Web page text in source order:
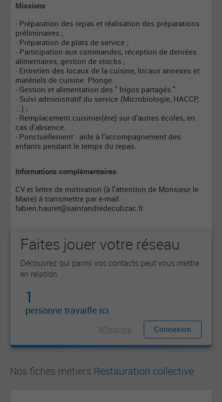
Missions
- Préparation des repas et réalisation des préparations
préliminaires ;
- Préparation de plats de service ;
- Participation aux commandes, réception de denrées
alimentaires, gestion de stocks ;
- Entretien des locaux de la cuisine, locaux annexes et
matériels de cuisine. Plonge.
- Gestion et alimentation des " frigos partagés "
- Suivi administratif du service (Microbiologie, HACCP,
...) ;
- Remplacement cuisinier(ère) sur d'autres écoles, en
cas d'absence.
- Ponctuellement : aide à l'accompagnement des
enfants pendant le temps du repas.
Informations complémentaires
CV et lettre de motivation (à l'attention de Monsieur le
Maire) à transmettre par e-mail :
fabien.hauret@saintandredecubzac.fr
Faites jouer votre réseau
Découvrez qui parmi vos contacts peut vous mettre
en relation.
1
personne travaille ici
M'inscrire Connexion
Nos fiches métiers Restauration collective